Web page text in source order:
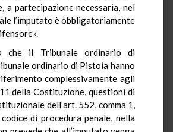
a partecipazione necessaria, nel
l’imputato è obbligatoriamente
che il Tribunale ordinario di
ordinario di Pistoia hanno
complessivamente agli
della Costituzione, questioni di
dell’art. 552, comma 1,
di procedura penale, nella